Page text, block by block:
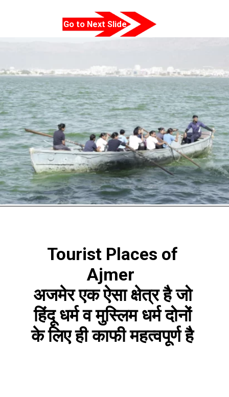
Go to Next Slide
Tourist Places of
Ajmer
अजमेर एक ऐसा क्षेत्र है जो
हिंदू धर्म व मुस्लिम धर्म दोनों
के लिए ही काफी महत्वपूर्ण है